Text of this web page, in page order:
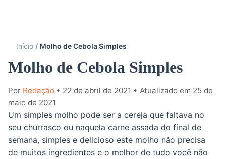
Início Molho de Cebola Simples
Molho de Cebola Simples
Por Redação • 22 de abril de 2021 • Atualizado em 25 de
maio de 2021
Um simples molho pode ser a cereja que faltava no
seu churrasco ou naquela carne assada do final de
semana, simples e delicioso este molho não precisa
de muitos ingredientes e o melhor de tudo você não